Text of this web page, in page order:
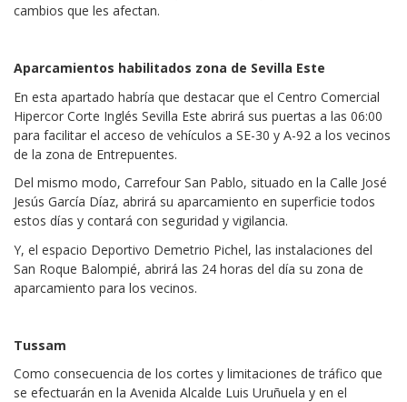
cambios que les afectan.
Aparcamientos habilitados zona de Sevilla Este
En esta apartado habría que destacar que el Centro Comercial
Hipercor Corte Inglés Sevilla Este abrirá sus puertas a las 06:00
para facilitar el acceso de vehículos a SE-30 y A-92 a los vecinos
de la zona de Entrepuentes.
Del mismo modo, Carrefour San Pablo, situado en la Calle José
Jesús García Díaz, abrirá su aparcamiento en superficie todos
estos días y contará con seguridad y vigilancia.
Y, el espacio Deportivo Demetrio Pichel, las instalaciones del
San Roque Balompié, abrirá las 24 horas del día su zona de
aparcamiento para los vecinos.
Tussam
Como consecuencia de los cortes y limitaciones de tráfico que
se efectuarán en la Avenida Alcalde Luis Uruñuela y en el